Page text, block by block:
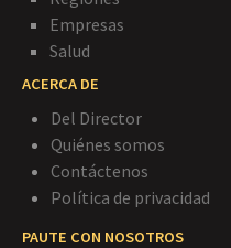
Empresas
Salud
ACERCA DE
Del Director
Quiénes somos
Contáctenos
Política de privacidad
PAUTE CON NOSOTROS